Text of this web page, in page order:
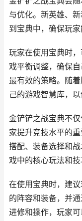
与优化。新英雄、
到宝典中，确保玩
玩家在使用宝典时
戏平衡调整，确保
最有效的策略。随
己的游戏智慧库，
金铲铲之战宝典不
家提升竞技水平的
搭配、装备选择和
戏中的核心玩法和技
在使用宝典时，建
的阵容和装备，并
进修和操作，玩家